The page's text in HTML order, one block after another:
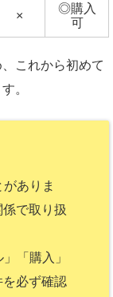
×
◎購入
可
これから初めて
。
ありま
で取り扱
「購入」
必ず確認